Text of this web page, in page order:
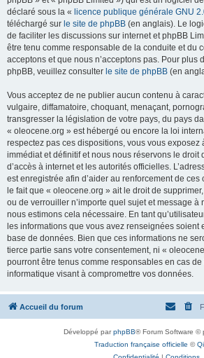
déclaré sous la « licence publique générale GNU
téléchargé sur le site de phpBB (en anglais). Le
de faciliter les discussions sur internet et phpBB
être tenu comme responsable de la conduite et du
acceptons et que nous n’acceptons pas. Pour plus
phpBB, veuillez consulter le site de phpBB (en
Vous acceptez de ne publier aucun contenu à
vulgaire, diffamatoire, choquant, menaçant,
transgresser la législation de votre pays, du pays
« oleocene.org » est hébergé ou encore la loi
respectez pas ces dispositions, vous vous exposez
immédiat et définitif et nous nous réservons le droit
d’accès à internet et les autorités officielles.
est enregistrée afin d’aider au renforcement de ces
le fait que « oleocene.org » ait le droit de
ou de verrouiller n’importe quel sujet et message à
nous estimons cela nécessaire. En tant
les informations que vous avez renseignées soient
base de données. Bien que ces informations ne
tierce partie sans votre consentement, ni «
pourront être tenus comme responsables en cas
informatique visant à compromettre vos données.
Accueil du forum
Développé parphpBB® Forum Software ©
Traduction française officielle ©